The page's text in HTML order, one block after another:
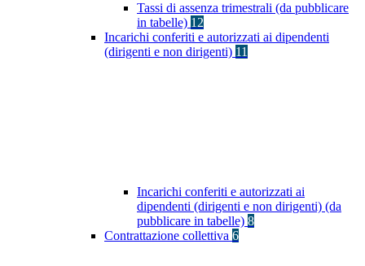
Tassi di assenza trimestrali (da pubblicare
in tabelle) 12
Incarichi conferiti e autorizzati ai dipendenti
(dirigenti e non dirigenti) 11
Incarichi conferiti e autorizzati ai
dipendenti (dirigenti e non dirigenti) (da
pubblicare in tabelle) 8
Contrattazione collettiva 6